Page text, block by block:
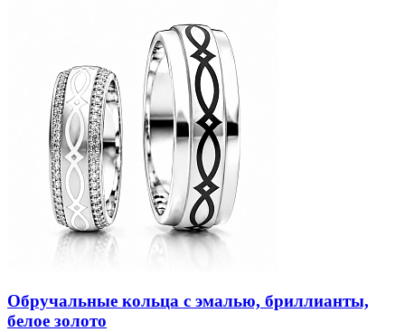
Обручальные кольца с эмалью, бриллианты,
белое золото